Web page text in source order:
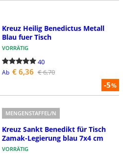
-5%
Kreuz Heilig Benedictus Metall
Blau fuer Tisch
VORRÄTIG
40
Ab € 6,36 € 6,70
MENGENSTAFFEL/N
Kreuz Sankt Benedikt für Tisch
Zamak-Legierung blau 7x4 cm
VORRÄTIG